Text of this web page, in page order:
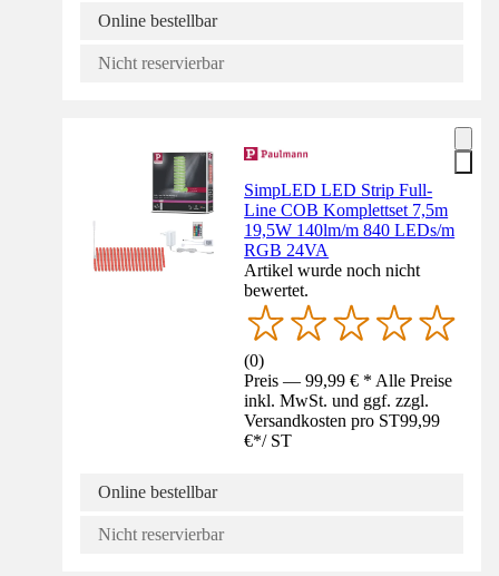
Online bestellbar
Nicht reservierbar
SimpLED LED Strip Full-
Line COB Komplettset 7,5m
19,5W 140lm/m 840 LEDs/m
RGB 24VA
Artikel wurde noch nicht
bewertet.
(0)
Preis — 99,99 € * Alle Preise
inkl. MwSt. und ggf. zzgl.
Versandkosten pro ST99,99
€*/ ST
Online bestellbar
Nicht reservierbar